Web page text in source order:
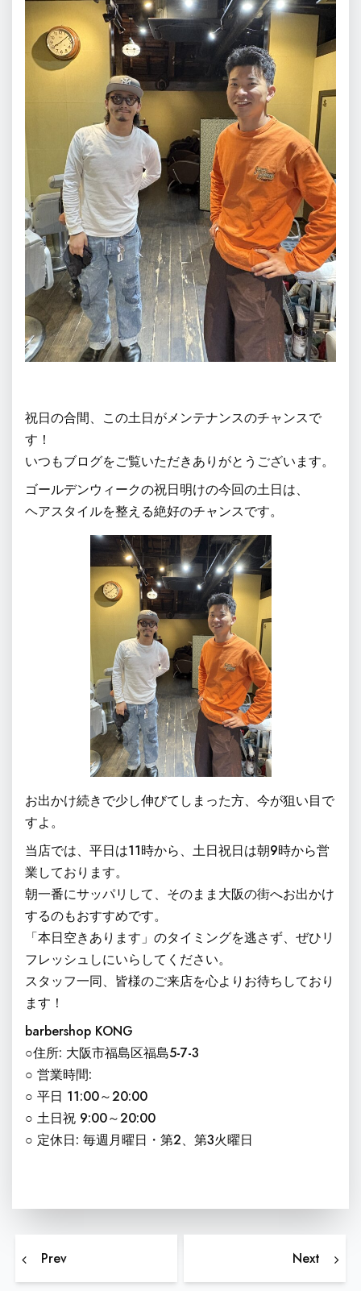
祝日の合間、この土日がメンテナンスのチャンスで
す！
いつもブログをご覧いただきありがとうございます。
ゴールデンウィークの祝日明けの今回の土日は、
ヘアスタイルを整える絶好のチャンスです。
お出かけ続きで少し伸びてしまった方、今が狙い目で
すよ。
当店では、平日は11時から、土日祝日は朝9時から営
業しております。
朝一番にサッパリして、そのまま大阪の街へお出かけ
するのもおすすめです。
「本日空きあります」のタイミングを逃さず、ぜひリ
フレッシュしにいらしてください。
スタッフ一同、皆様のご来店を心よりお待ちしており
ます！
barbershop KONG
○住所: 大阪市福島区福島5-7-3
○ 営業時間:
○ 平日 11:00～20:00
○ 土日祝 9:00～20:00
○ 定休日: 毎週月曜日・第2、第3火曜日
Prev
今からでも遅くないヘアケアのポイント Next坊主フ